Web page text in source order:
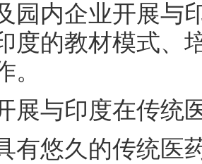
园内企业开展与
度的教材模式、
。
与印度在传统
悠久的传统医药